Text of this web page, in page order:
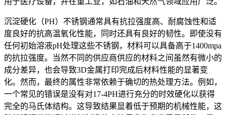
沉淀硬化（PH）不锈钢通常具有抗拉强度高、耐腐蚀性和适
度良好的抗高温氧化性能，同时还具有良好的韧性。即使没有
任何初始溶液pH处理这些不锈钢，材料可以具备高于1400mpa
的抗拉强度。当然不同的供应商供应的材料之间虽然有微小的
成分差异，也会导致3D金属打印完成后材料性能的显著变
化。然而，最终的属性非常依赖于确切的热处理方法。例如，
一个常见的错误是没有对17-4PH进行充分的时效硬化以获得
完全的马氏体结构。这导致结果显着低于预期的机械性能，这